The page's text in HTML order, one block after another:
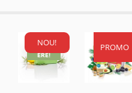
NOU!
REDUC
ERE!
PROMO
REDUC